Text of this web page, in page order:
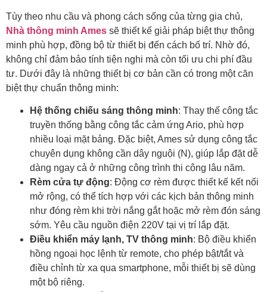
Tùy theo nhu cầu và phong cách sống của từng gia chủ,
Nhà thông minh Ames sẽ thiết kế giải pháp biệt thự thông
minh phù hợp, đồng bộ từ thiết bị đến cách bố trí. Nhờ đó,
không chỉ đảm bảo tính tiện nghi mà còn tối ưu chi phí đầu
tư. Dưới đây là những thiết bị cơ bản cần có trong một căn
biệt thự chuẩn thông minh:
Hệ thống chiếu sáng thông minh: Thay thế công tắc
truyền thống bằng công tắc cảm ứng Ario, phù hợp
nhiều loại mặt bảng. Đặc biệt, Ames sử dụng công tắc
chuyên dụng không cần dây nguội (N), giúp lắp đặt dễ
dàng ngay cả ở những công trình thi công lâu năm.
Rèm cửa tự động: Động cơ rèm được thiết kế kết nối
mở rộng, có thể tích hợp với các kịch bản thông minh
như đóng rèm khi trời nắng gắt hoặc mở rèm đón sáng
sớm. Yêu cầu nguồn điện 220V tại vị trí lắp đặt.
Điều khiển máy lạnh, TV thông minh: Bộ điều khiển
hồng ngoại học lệnh từ remote, cho phép bật/tắt và
điều chỉnh từ xa qua smartphone, mỗi thiết bị sẽ dùng
một bộ riêng.